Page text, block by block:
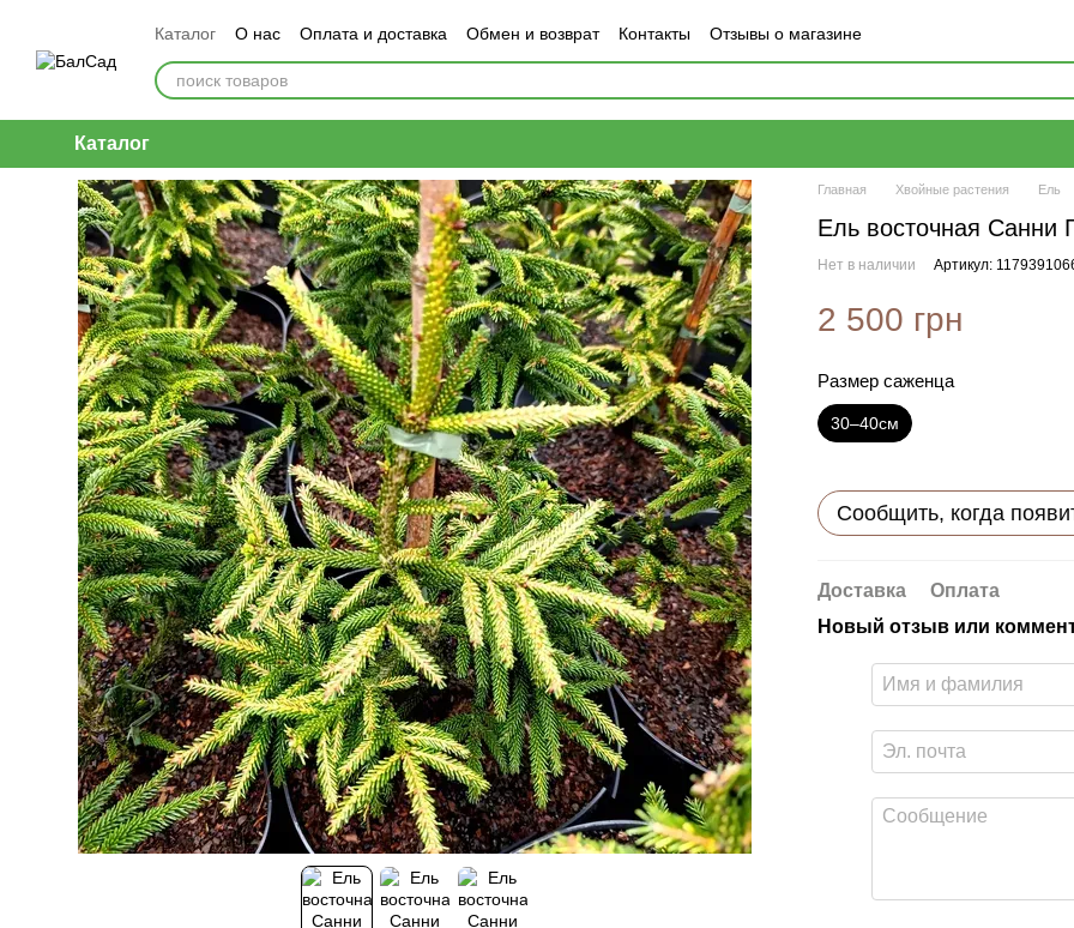
Каталог О нас Оплата и доставка Обмен и возврат Контакты Отзывы о магазине
Каталог
Главная Хвойные растения Ель
Ель восточная Санни
Нет в наличии Артикул:
2 500 грн
Размер саженца
30–40см
Сообщить, когда
Доставка
Оплата
Новый отзыв или